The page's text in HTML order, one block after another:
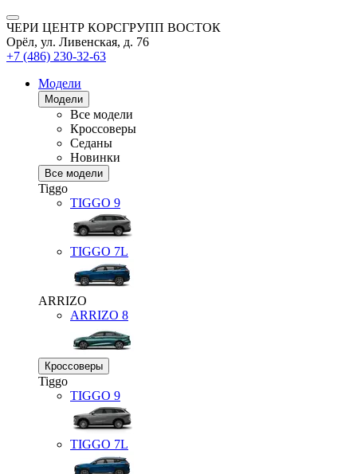
ЧЕРИ ЦЕНТР КОРСГРУПП ВОСТОК
Орёл, ул. Ливенская, д. 76
+7 (486) 230-32-63
Модели
Модели
Все модели
Кроссоверы
Седаны
Новинки
Все модели
Tiggo
TIGGO 9
TIGGO 7L
ARRIZO
ARRIZO 8
Кроссоверы
Tiggo
TIGGO 9
TIGGO 7L